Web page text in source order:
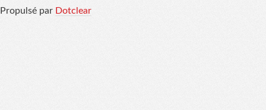
Propulsé par Dotclear